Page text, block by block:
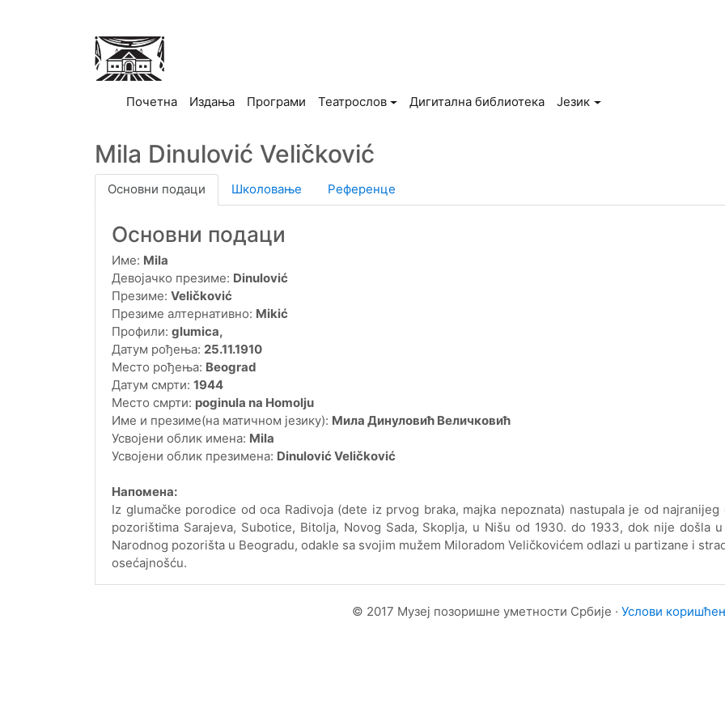
Почетна(current)
Издања Програми Театрослов Дигитална библиотека Језик
Mila Dinulović Veličković
Основни подаци Школовање Референце
Основни подаци
Име: Mila
Девојачко презиме: Dinulović
Презиме: Veličković
Презиме алтернативно: Mikić
Профили: glumica,
Датум рођења: 25.11.1910
Место рођења: Beograd
Датум смрти: 1944
Место смрти: poginula na Homolju
Име и презиме(на матичном језику): Мила Динуловић Величковић
Усвојени облик имена: Mila
Усвојени облик презимена: Dinulović Veličković
Напомена:
Iz glumačke porodice od oca Radivoja (dete iz prvog braka, majka nepoznata) nastupala je od
pozorištima Sarajeva, Subotice, Bitolja, Novog Sada, Skoplja, u Nišu оd 1930. dо 1933, dok nije došla
Narodnog pozorišta u Beogradu, odakle sa svojim mužem Miloradom Veličkovićem odlazi u partizane i
osećajnošću.
© 2017 Музеј позоришне уметности Србије · Услови